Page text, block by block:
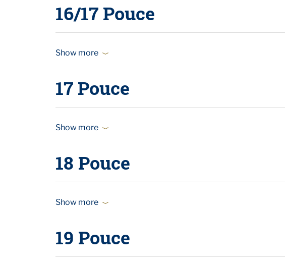
16/17 Pouce
Show more
17 Pouce
Show more
18 Pouce
Show more
19 Pouce